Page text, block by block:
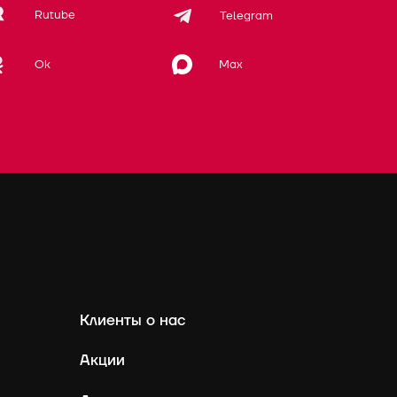
Rutube Telegram
Ok Max
Клиенты о нас
Акции